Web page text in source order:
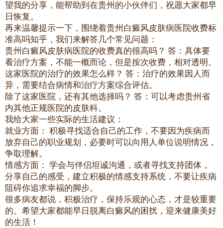
望我的分享，能帮助到在贵州的小伙伴们，祝愿大家都早
日恢复。
再来温馨提示一下，围绕着贵州白癜风皮肤病医院收费标
准高吗知乎，我们来解答几个常见问题：
贵州白癜风皮肤病医院的收费真的很高吗？ 答：具体要
看治疗方案，不能一概而论，但是按次收费，相对透明。
这家医院的治疗的效果怎么样？ 答：治疗的效果因人而
异，需要结合病情和治疗方案综合评估。
除了这家医院，还有其他选择吗？ 答：可以考虑贵州省
内其他正规医院的皮肤科。
我给大家一些实际的生活建议：
就业方面： 积极寻找适合自己的工作，不要因为疾病而
放弃自己的职业规划，必要时可以向用人单位说明情况，
争取理解。
情感方面： 学会与伴侣坦诚沟通，或者寻找支持团体，
分享自己的感受，建立积极的情感支持系统，不要让疾病
阻碍你追求幸福的脚步。
很多病友都说，积极治疗，保持乐观的心态，才是较重要
的。希望大家都能早日脱离白癜风的困扰，迎来健康美好
的生活！